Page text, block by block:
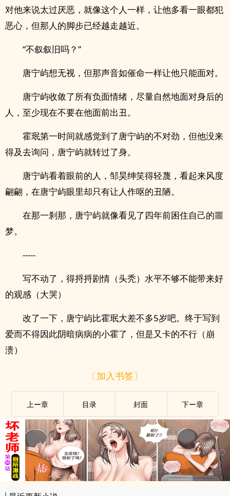
对他来说太过厌恶，就像这个人一样，让他多看一眼都犯
恶心，但那人的脚步已经越走越近。
“不叙叙旧吗？”
唐宁屿想无视，但那声音如催命一样让他只能面对。
唐宁屿收敛了所有负面情绪，尽量自然地面对身后的
人，至少现在不要在他面前出丑。
霍珉第一时间就感觉到了唐宁屿的不对劲，但他没来
得及去询问，唐宁屿就转过了身。
唐宁屿看着眼前的人，邹昊绅笑得轻蔑，看起来风度
翩翩，在唐宁屿眼里却只有让人作呕的丑陋。
在那一刹那，唐宁屿就像看见了四年前困住自己的噩
梦。
-----
写不动了，得捋捋剧情（头秃）水平不够不能带来好
的观感（大哭）
改了一下，唐宁屿比霍珉大差不多5岁吧。终于写到
爱而不得因此阴暗病病的小霍了，但是又卡的不行（崩
溃）
〔加入书签〕
上ー章 目录 封面 下ー章